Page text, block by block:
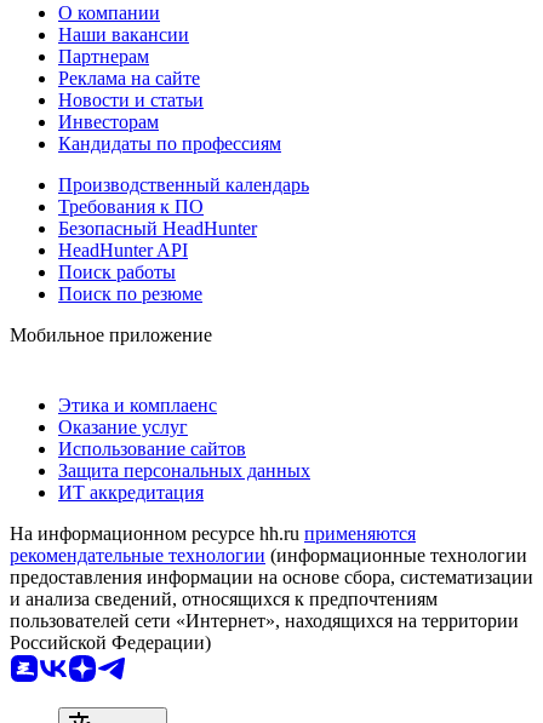
О компании
Наши вакансии
Партнерам
Реклама на сайте
Новости и статьи
Инвесторам
Кандидаты по профессиям
Производственный календарь
Требования к ПО
Безопасный HeadHunter
HeadHunter API
Поиск работы
Поиск по резюме
Мобильное приложение
Этика и комплаенс
Оказание услуг
Использование сайтов
Защита персональных данных
ИТ аккредитация
На информационном ресурсе hh.ru применяются
рекомендательные технологии (информационные технологии
предоставления информации на основе сбора, систематизации
и анализа сведений, относящихся к предпочтениям
пользователей сети «Интернет», находящихся на территории
Российской Федерации)